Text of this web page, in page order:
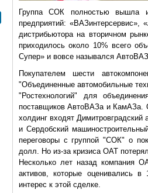
Группа СОК полностью вышла
предприятий:
дистрибьютора на вторичном
приходилось около 10% всего
Супер» и вовсе назывался
Покупателем шести
"Объединенные автомобильные
"Ростехнологий" для
поставщиков АвтоВАЗа и КамАЗа.
холдинг входят Димитровградский
и Сердобский
переговоры с группой "СОК" о
долл. Но из-за кризиса ОАТ
Несколько лет назад компания
активов, которые оценивались
интерес к этой сделке.